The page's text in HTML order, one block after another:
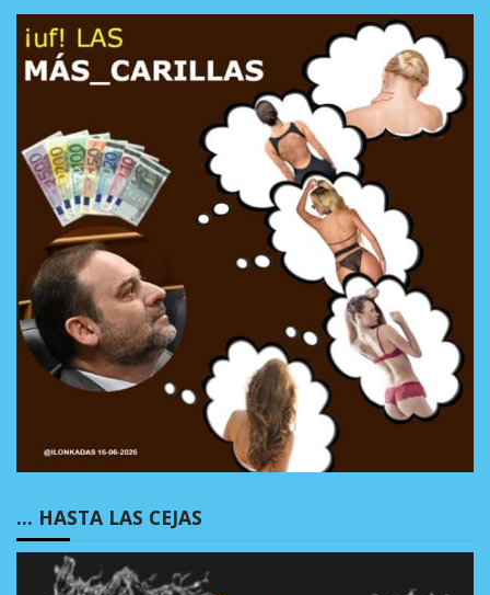
… HASTA LAS CEJAS